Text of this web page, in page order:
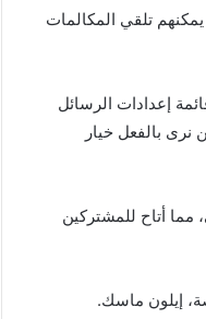
تلقي المكالمات
إعدادات الرسائل
نرى بالفعل خيار
أتاح للمشتركين
إيلون ماسك.